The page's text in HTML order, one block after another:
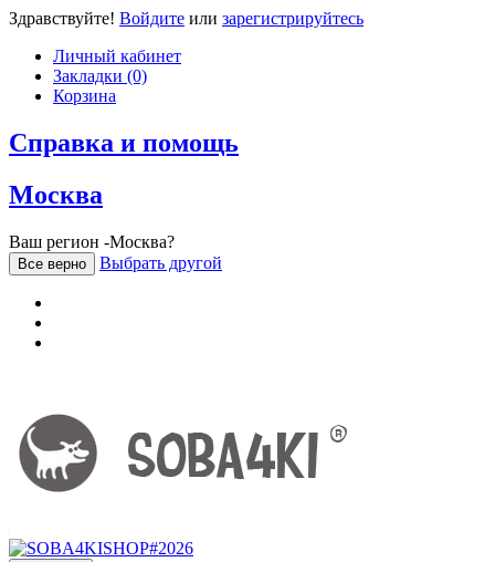
Здравствуйте! Войдите или зарегистрируйтесь
Личный кабинет
Закладки (0)
Корзина
Справка и помощь
Москва
Ваш регион -Москва?
Все верно Выбрать другой